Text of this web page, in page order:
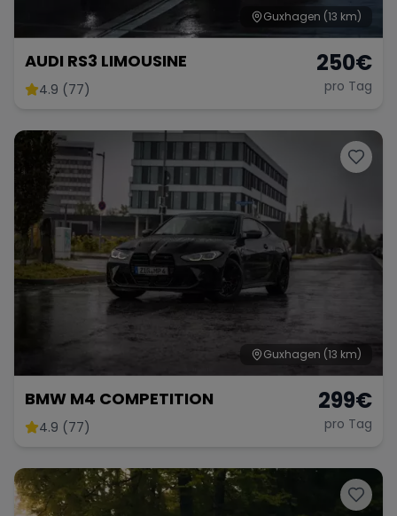
Tesla Chevrolet Dodge
Bugatti Lotus
Range Rover Corvette
Guxhagen (13 km)
AUDI RS3 LIMOUSINE
4.9 (77)
250€
pro Tag
Guxhagen (13 km)
BMW M4 COMPETITION
4.9 (77)
299€
pro Tag